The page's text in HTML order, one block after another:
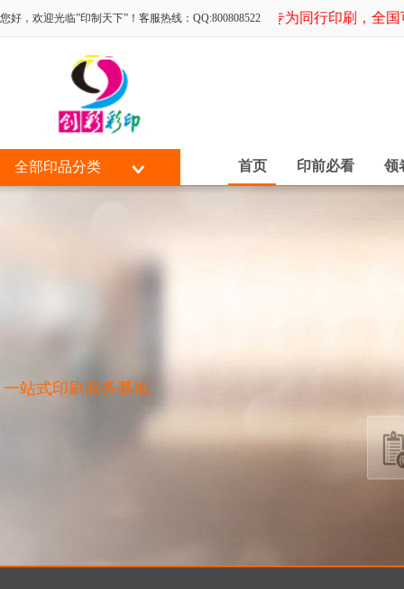
您好，欢迎光临”印制天下”！客服热线：QQ:800808522专为同行印刷，全国可
全部印品分类 首页 印前必看 领
一站式印刷服务基地